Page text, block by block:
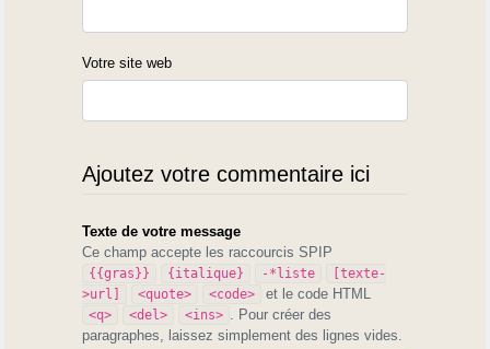
Votre site web
Ajoutez votre commentaire ici
Texte de votre message
Ce champ accepte les raccourcis SPIP
{{gras}} {italique} -*liste
[texte-
>url]
<quote> <code> et le code HTML
<q> <del> <ins>
. Pour créer des
paragraphes, laissez simplement des lignes vides.